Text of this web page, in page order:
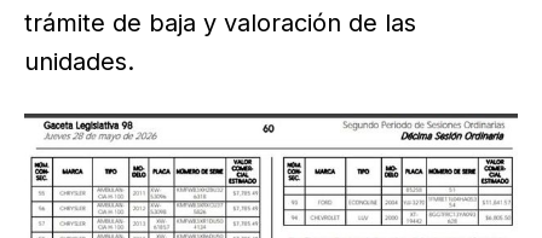
trámite de baja y valoración de las
unidades.